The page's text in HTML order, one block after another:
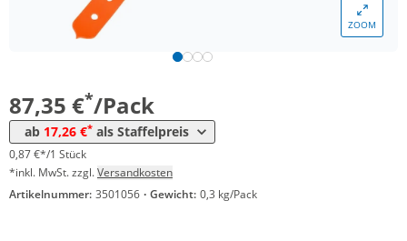
ZOOM
87,35 €*/Pack
ab 17,26 €* als Staffelpreis
ab 100 Pack
ab 300 Pack
ab 500 Pack 17,26 €*
0,87 €*/1 Stück
*inkl. MwSt. zzgl.Versandkosten
Artikelnummer: 3501056 · Gewicht: 0,3 kg/Pack